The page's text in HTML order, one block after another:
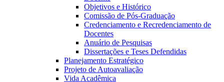
Objetivos e Histórico
Comissão de Pós-Graduação
Credenciamento e Recredenciamento de
Docentes
Anuário de Pesquisas
Dissertações e Teses Defendidas
Planejamento Estratégico
Projeto de Autoavaliação
Vida Acadêmica